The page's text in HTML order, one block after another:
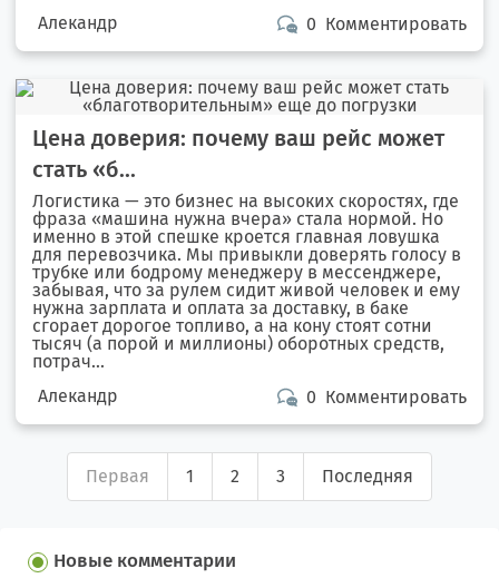
Алекандр
0 Комментировать
Цена доверия: почему ваш рейс может
стать «б...
Логистика — это бизнес на высоких скоростях, где
фраза «машина нужна вчера» стала нормой. Но
именно в этой спешке кроется главная ловушка
для перевозчика. Мы привыкли доверять голосу в
трубке или бодрому менеджеру в мессенджере,
забывая, что за рулем сидит живой человек и ему
нужна зарплата и оплата за доставку, в баке
сгорает дорогое топливо, а на кону стоят сотни
тысяч (а порой и миллионы) оборотных средств,
потрач...
Алекандр
0 Комментировать
Первая 1 2 3 Последняя
Новые комментарии